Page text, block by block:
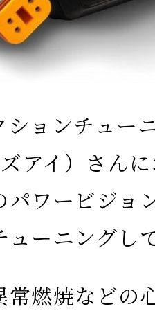
ションチュー
アイ）さん
パワービジョ
ューニングし
常燃焼などの